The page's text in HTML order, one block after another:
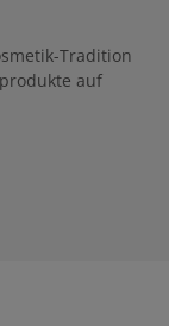
Tradition
auf